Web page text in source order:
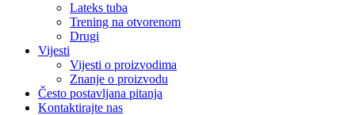
Lateks tuba
Trening na otvorenom
Drugi
Vijesti
Vijesti o proizvodima
Znanje o proizvodu
Često postavljana pitanja
Kontaktirajte nas